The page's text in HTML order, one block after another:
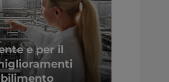
e per il